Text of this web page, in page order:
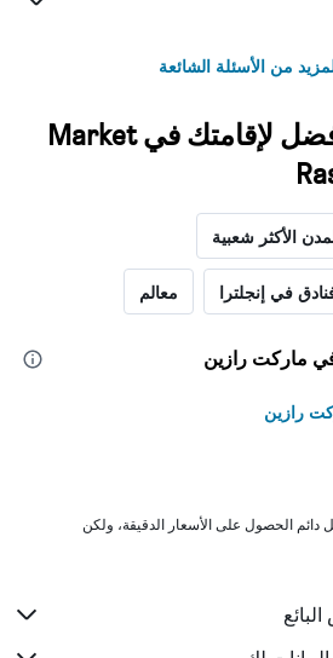
من الأسئلة الشائعة
اعثر على نتائج أفضل لإقامتك في Market
الأكثر شعبية
في إنجلترا معالم
في ماركت رازين